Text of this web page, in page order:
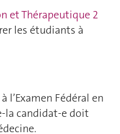
et Thérapeutique 2
les étudiants à
l’Examen Fédéral en
la candidat-e doit